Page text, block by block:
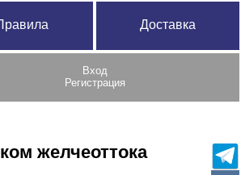
Доставка
Вход
Регистрация
желчеоттока